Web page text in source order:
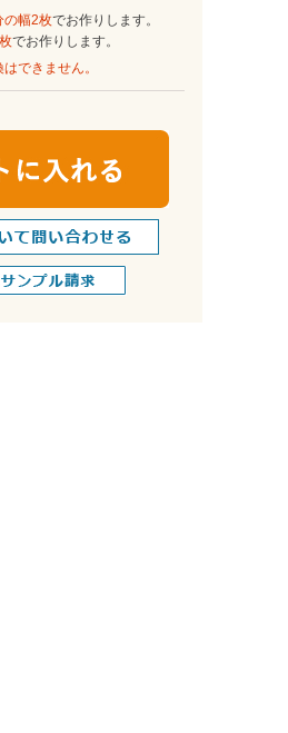
の幅2枚でお作りします。
でお作りします。
できません。